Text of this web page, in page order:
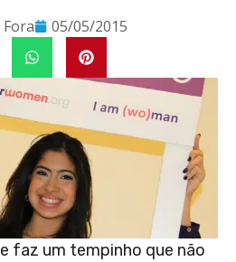
05/05/2015
faz um tempinho que não